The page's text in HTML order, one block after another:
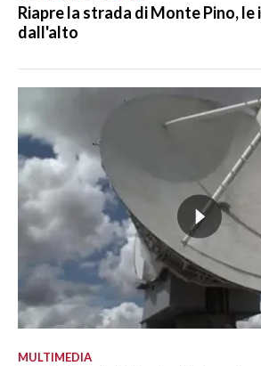
Riapre la strada di Monte Pino, le
dall'alto
MULTIMEDIA